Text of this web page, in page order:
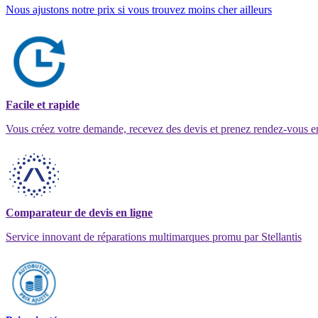
Nous ajustons notre prix si vous trouvez moins cher ailleurs
Facile et rapide
Vous créez votre demande, recevez des devis et prenez rendez-vous
Comparateur de devis en ligne
Service innovant de réparations multimarques promu par Stellantis